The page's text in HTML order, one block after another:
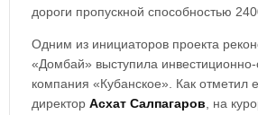
дороги пропускной способностью
Одним из инициаторов проекта
«Домбай» выступила инвестиционно-
компания «Кубанское». Как отметил
директор Асхат Салпагаров , на